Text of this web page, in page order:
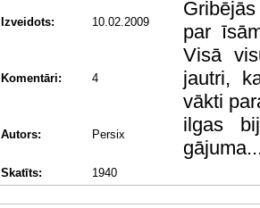
Izveidots: 10.02.2009
par
Visā
jautri,
vākti
ilgas
Komentāri: 4
Autors: Persix
Skatīts: 1940